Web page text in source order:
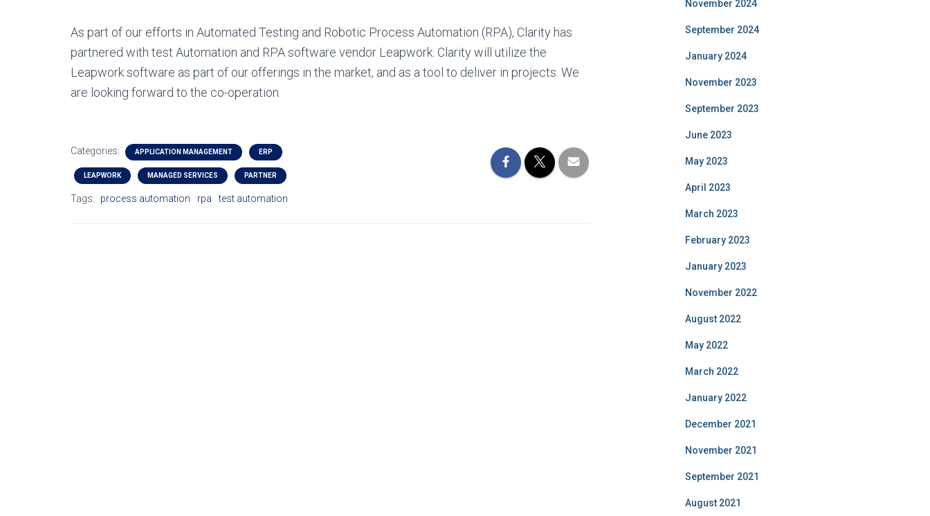
As part of our efforts in Automated Testing and Robotic Process Automation (RPA), Clarity has
partnered with test Automation and RPA software vendor Leapwork. Clarity will utilize the
Leapwork software as part of our offerings in the market, and as a tool to deliver in projects. We
are looking forward to the co-operation.
Categories: APPLICATION MANAGEMENT ERP
LEAPWORK MANAGED SERVICES PARTNER
Tags: process automation rpa test automation
November 2024
September 2024
January 2024
November 2023
September 2023
June 2023
May 2023
April 2023
March 2023
February 2023
January 2023
November 2022
August 2022
May 2022
March 2022
January 2022
December 2021
November 2021
September 2021
August 2021